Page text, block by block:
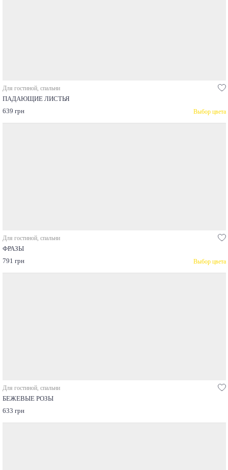
Для гостиной, спальни
ПАДАЮЩИЕ ЛИСТЬЯ
639 грн
Выбор цвета
Для гостиной, спальни
ФРАЗЫ
791 грн
Выбор цвета
Для гостиной, спальни
БЕЖЕВЫЕ РОЗЫ
633 грн